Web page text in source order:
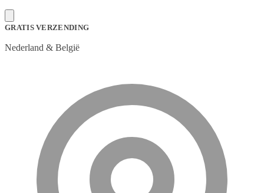
GRATIS VERZENDING
Nederland & België